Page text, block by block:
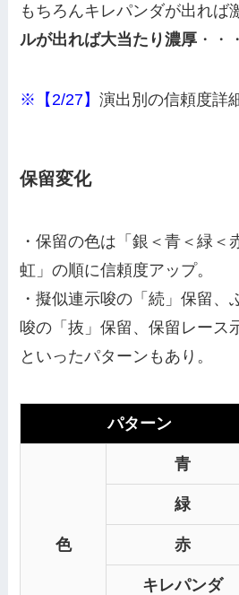
もちろんキレパンダが出れば
ルが出れば大当たり濃厚 ・・
※【2/27】演出別の信頼度詳
保留変化
・保留の色は「銀＜青＜緑＜
虹」の順に信頼度アップ。
・擬似連示唆の「続」保留、
唆の「抜」保留、保留レース
といったパターンもあり。
パターン
色
青
緑
赤
キレパンダ